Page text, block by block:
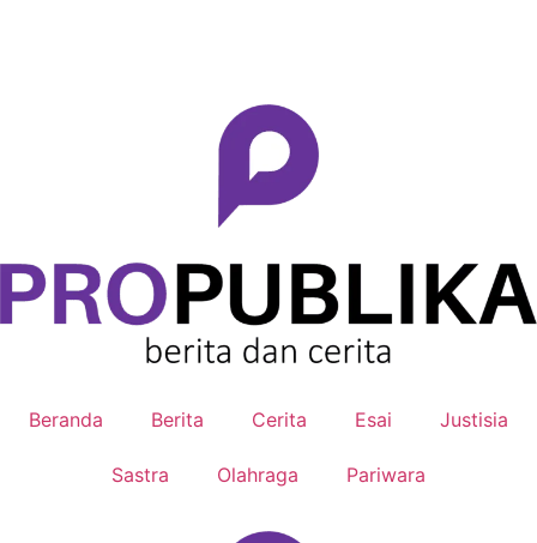
Beranda Berita Cerita Esai Justisia
Sastra Olahraga Pariwara